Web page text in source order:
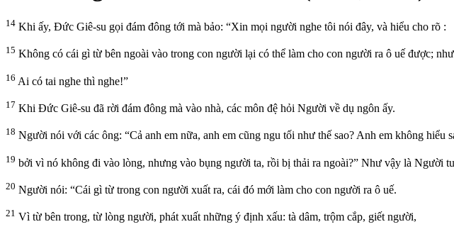
14 Khi ấy, Đức Giê-su gọi đám đông tới mà bảo: “Xin mọi người nghe tôi nói đây, và hiểu cho rõ :
15 Không có cái gì từ bên ngoài vào trong con người lại có thể làm cho con người ra ô uế được;
16 Ai có tai nghe thì nghe!”
17 Khi Đức Giê-su đã rời đám đông mà vào nhà, các môn đệ hỏi Người về dụ ngôn ấy.
18 Người nói với các ông: “Cả anh em nữa, anh em cũng ngu tối như thế sao? Anh em không
19 bởi vì nó không đi vào lòng, nhưng vào bụng người ta, rồi bị thải ra ngoài?” Như vậy là Người
20 Người nói: “Cái gì từ trong con người xuất ra, cái đó mới làm cho con người ra ô uế.
21 Vì từ bên trong, từ lòng người, phát xuất những ý định xấu: tà dâm, trộm cắp, giết người,